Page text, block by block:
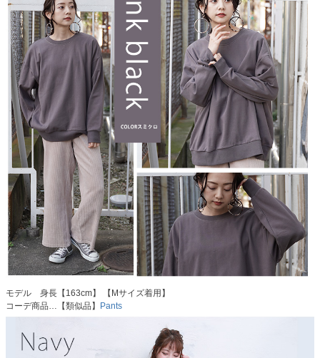
モデル 身長【163cm】 【Mサイズ着用】
コーデ商品…【類似品】 Pants